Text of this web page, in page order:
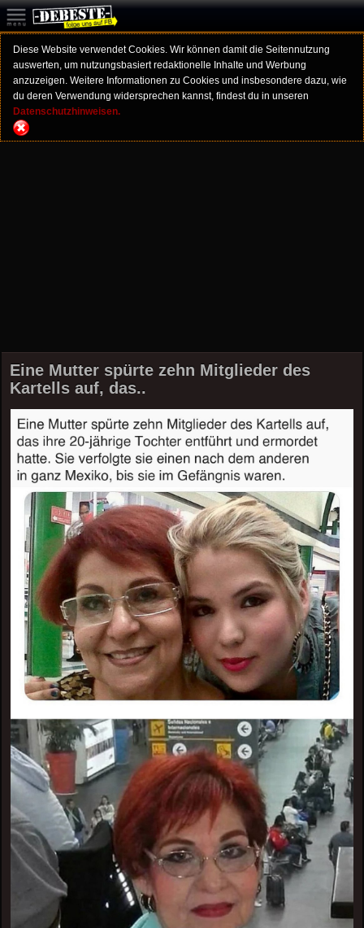
Diese Website verwendet Cookies. Wir können damit die Seitennutzung
auswerten, um nutzungsbasiert redaktionelle Inhalte und Werbung
anzuzeigen. Weitere Informationen zu Cookies und insbesondere dazu, wie
du deren Verwendung widersprechen kannst, findest du in unseren
Datenschutzhinweisen.
Eine Mutter spürte zehn Mitglieder des
Kartells auf, das..